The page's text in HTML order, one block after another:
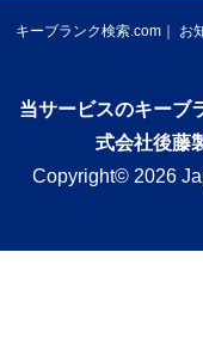
キーブランク検索.com お
当サービスのキーブ
式会社後藤
Copyright© 2026